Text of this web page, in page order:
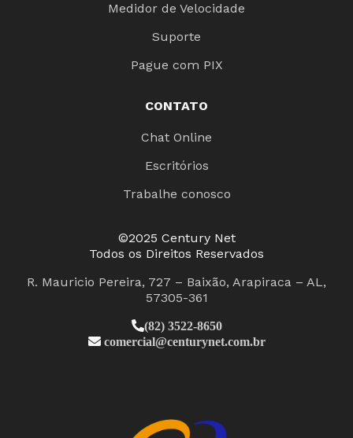
Medidor de Velocidade
Suporte
Pague com PIX
CONTATO
Chat Online
Escritórios
Trabalhe conosco
©2025 Century Net
Todos os Direitos Reservados
R. Mauricio Pereira, 727 – Baixão, Arapiraca – AL,
57305-361
(82) 3522-8650
comercial@centurynet.com.br